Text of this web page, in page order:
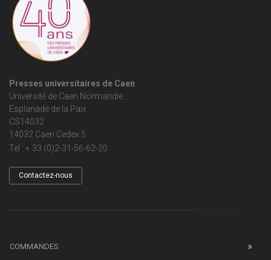
Presses universitaires de Caen
Université de Caen Normandie
Esplanade de la Paix
CS14032
14032 Caen Cedex 5
Tel : + 33 (0)2-31-56-62-20
Contactez-nous
COMMANDES